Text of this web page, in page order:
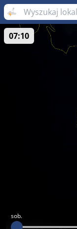
sob.
07:10